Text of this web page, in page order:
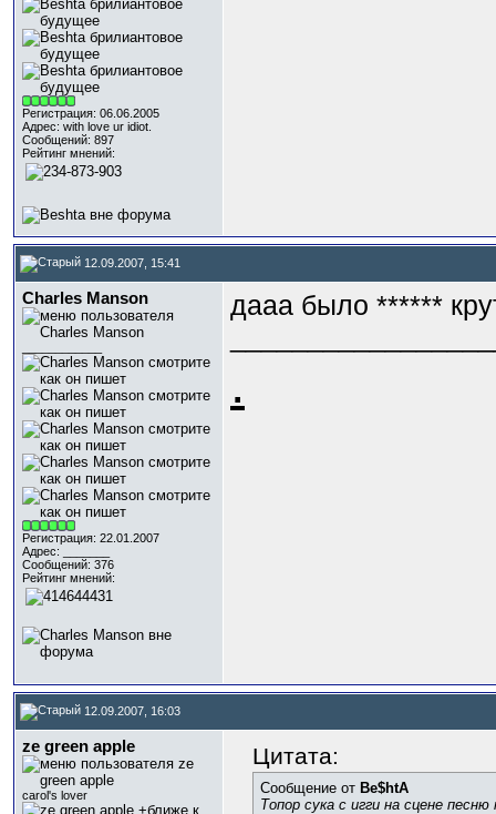
Регистрация: 06.06.2005
Адрес: with love ur idiot.
Сообщений: 897
Рейтинг мнений:
12.09.2007, 15:41
Charles Manson
Регистрация: 22.01.2007
Адрес: _______
Сообщений: 376
Рейтинг мнений:
дааа было ******
.
12.09.2007, 16:03
ze green apple
carol's lover
Цитата:
Сообщение от Be$htA
Топор сука с игги на сцене